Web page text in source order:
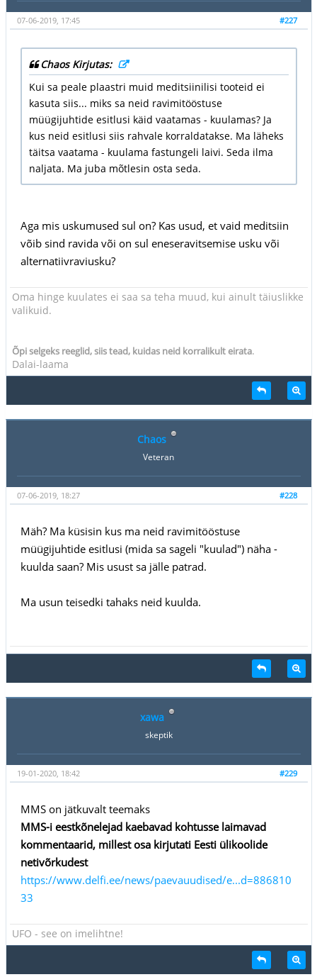
#227
07-06-2019, 17:45
Chaos Kirjutas:
Kui sa peale plaastri muid meditsiinilisi tooteid ei
kasuta siis... miks sa neid ravimitööstuse
müügijuhtide esitlusi käid vaatamas - kuulamas? Ja
kus neid esitlusi siis rahvale korraldatakse. Ma läheks
täitsa vaatama - kuulama fastungeli laivi. Seda ilma
naljata. Ma juba mõtlesin osta seda.
Aga mis uskumused sul on? Kas usud, et vaid meditsiin
võib sind ravida või on sul eneseravitsemise usku või
alternatiivraviusku?
Oma hinge kuulates ei saa sa teha muud, kui ainult täiuslikke
valikuid.
Õpi selgeks reeglid, siis tead, kuidas neid korralikult eirata.
Dalai-laama
Chaos
Veteran
#228
07-06-2019, 18:27
Mäh? Ma küsisin kus ma neid ravimitööstuse
müügijuhtide esitlusi (mida sa sageli "kuulad") näha -
kuulda saan? Mis usust sa jälle patrad.
Ma usun teisedki tahaks neid kuulda.
xawa
skeptik
#229
19-01-2020, 18:42
MMS on jätkuvalt teemaks
MMS-i eestkõnelejad kaebavad kohtusse laimavad
kommentaarid, millest osa kirjutati Eesti ülikoolide
netivõrkudest
https://www.delfi.ee/news/paevauudised/e...d=886810
33
UFO - see on imelihtne!